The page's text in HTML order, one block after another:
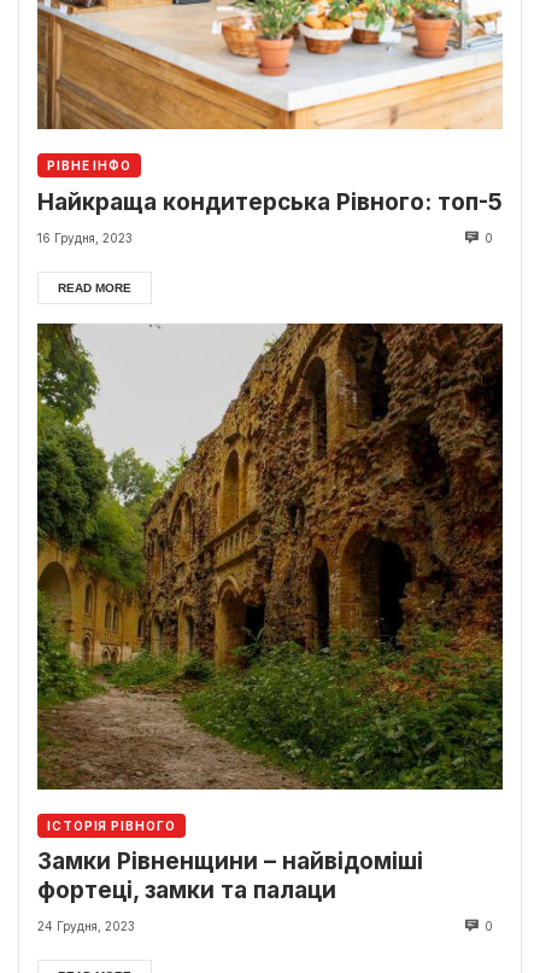
РІВНЕ ІНФО
Найкраща кондитерська Рівного: топ-5
16 Грудня, 2023 0
READ MORE
ІСТОРІЯ РІВНОГО
Замки Рівненщини – найвідоміші
фортеці, замки та палаци
24 Грудня, 2023 0